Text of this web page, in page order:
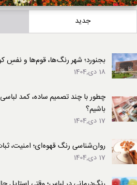
جدید
بجنورد؛ شهر رنگ‌ها، قوم‌ها و نفسِ
18 دی,1404
چطور با چند تصمیم ساده، کمد
باشیم؟
17 دی,1404
روان‌شناسی رنگ قهوه‌ای؛ امنیت،
17 دی,1404